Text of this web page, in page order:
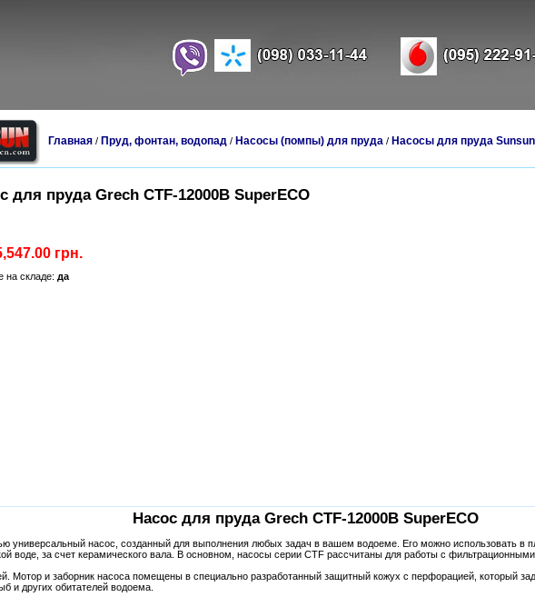
Главная/ Пруд, фонтан, водопад / Насосы (помпы) для пруда / Насосы для пруда
для пруда Grech CTF-12000B SuperECO
грн.
на складе: да
Насос для пруда Grech CTF-12000B SuperECO
универсальный насос, созданный для выполнения любых задач в вашем водоеме. Его можно использовать в
воде, за счет керамического вала. В основном, насосы серии CTF рассчитаны для работы с
Мотор и заборник насоса помещены в специально разработанный защитный кожух с перфорацией, который
и других обитателей водоема.